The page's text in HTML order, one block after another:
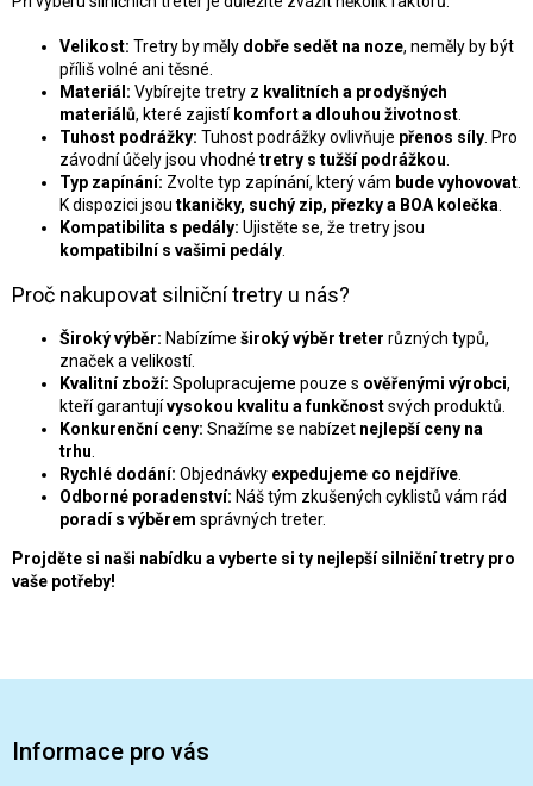
Velikost: Tretry by měly dobře sedět na noze, neměly by být
příliš volné ani těsné.
Materiál: Vybírejte tretry z kvalitních a prodyšných
materiálů, které zajistíkomfort a dlouhou životnost
Tuhost podrážky: Tuhost podrážky ovlivňuje přenos síly . Pro
závodní účely jsou vhodné tretry s tužší podrážkou
Typ zapínání: Zvolte typ zapínání, který vám bude vyhovovat
K dispozici jsou tkaničky, suchý zip, přezky a BOA kolečka
Kompatibilita s pedály: Ujistěte se, že tretry jsou
kompatibilní s vašimi pedály
Proč nakupovat silniční tretry u nás?
Široký výběr: Nabízíme široký výběr treter různých typů,
značek a velikostí.
Kvalitní zboží: Spolupracujeme pouze s ověřenými výrobci,
kteří garantujívysokou kvalitu a funkčnostsvých produktů.
Konkurenční ceny: Snažíme se nabízet nejlepší ceny na
trhu
Rychlé dodání: Objednávky expedujeme co nejdříve
Odborné poradenství: Náš tým zkušených cyklistů vám rád
poradí s výběrem správných treter.
Projděte si naši nabídku a vyberte si ty nejlepší silniční tretry pro
vaše potřeby!
Informace pro vás